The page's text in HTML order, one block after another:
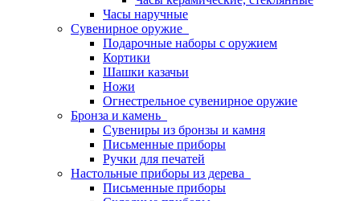
Часы наручные
Сувенирное оружие
Подарочные наборы с оружием
Кортики
Шашки казачьи
Ножи
Огнестрельное сувенирное оружие
Бронза и камень
Сувениры из бронзы и камня
Письменные приборы
Ручки для печатей
Настольные приборы из дерева
Письменные приборы